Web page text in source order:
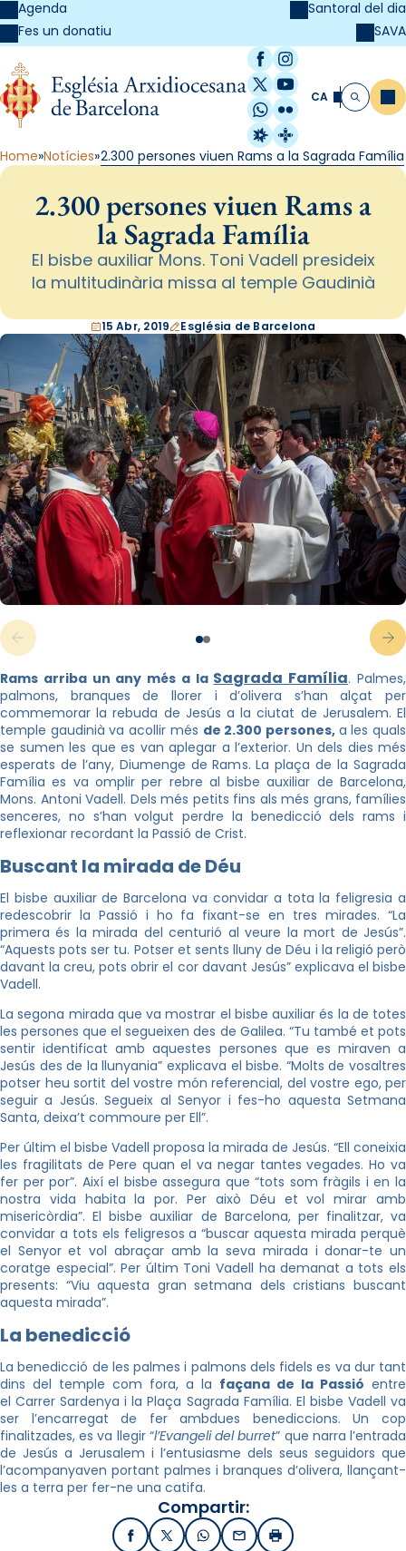
Agenda
Fes un donatiu
Santoral del dia
SAVA
Facebook
Instagram
X / Twitter
YouTube
WhatsApp
Flickr
Radio Estel
Catalunya
CA Cerca
Home Notícies 2.300 persones viuen Rams a la Sagrada Família
2.300 persones viuen Rams a
la Sagrada Família
El bisbe auxiliar Mons. Toni Vadell presideix
la multitudinària missa al temple Gaudinià
15 Abr, 2019 Església de Barcelona
Rams arriba un any més a la Sagrada Família. Palmes,
palmons, branques de llorer i d’olivera s’han alçat per
commemorar la rebuda de Jesús a la ciutat de Jerusalem. El
temple gaudinià va acollir més de 2.300 persones, a les quals
se sumen les que es van aplegar a l’exterior. Un dels dies més
esperats de l’any, Diumenge de Rams. La plaça de la Sagrada
Família es va omplir per rebre al bisbe auxiliar de Barcelona,
Mons. Antoni Vadell. Dels més petits fins als més grans, famílies
senceres, no s’han volgut perdre la benedicció dels rams i
reflexionar recordant la Passió de Crist.
Buscant la mirada de Déu
El bisbe auxiliar de Barcelona va convidar a tota la feligresia a
redescobrir la Passió i ho fa fixant-se en tres mirades. “La
primera és la mirada del centurió al veure la mort de Jesús”.
“Aquests pots ser tu. Potser et sents lluny de Déu i la religió però
davant la creu, pots obrir el cor davant Jesús” explicava el bisbe
Vadell.
La segona mirada que va mostrar el bisbe auxiliar és la de totes
les persones que el segueixen des de Galilea. “Tu també et pots
sentir identificat amb aquestes persones que es miraven a
Jesús des de la llunyania” explicava el bisbe. “Molts de vosaltres
potser heu sortit del vostre món referencial, del vostre ego, per
seguir a Jesús. Segueix al Senyor i fes-ho aquesta Setmana
Santa, deixa’t commoure per Ell”.
Per últim el bisbe Vadell proposa la mirada de Jesús. “Ell coneixia
les fragilitats de Pere quan el va negar tantes vegades. Ho va
fer per por”. Així el bisbe assegura que “tots som fràgils i en la
nostra vida habita la por. Per això Déu et vol mirar amb
misericòrdia”. El bisbe auxiliar de Barcelona, per finalitzar, va
convidar a tots els feligresos a “buscar aquesta mirada perquè
el Senyor et vol abraçar amb la seva mirada i donar-te un
coratge especial”. Per últim Toni Vadell ha demanat a tots els
presents: “Viu aquesta gran setmana dels cristians buscant
aquesta mirada”.
La benedicció
La benedicció de les palmes i palmons dels fidels es va dur tant
dins del temple com fora, a la façana de la Passió entre
el Carrer Sardenya i la Plaça Sagrada Família. El bisbe Vadell va
ser l’encarregat de fer ambdues benediccions. Un cop
finalitzades, es va llegir “l’Evangeli del burret” que narra l’entrada
de Jesús a Jerusalem i l’entusiasme dels seus seguidors que
l’acompanyaven portant palmes i branques d’olivera, llançant-
les a terra per fer-ne una catifa.
Compartir:
FacebookX / TwitterWhatsApp
EmailImprimir